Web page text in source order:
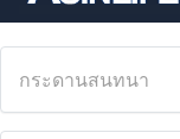
กระดานสนทนา